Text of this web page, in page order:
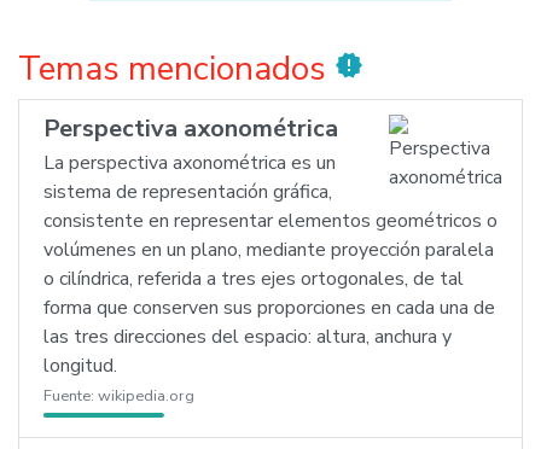
Temas mencionados new_releases
Perspectiva axonométrica
La perspectiva axonométrica es un
sistema de representación gráfica,
consistente en representar elementos geométricos o
volúmenes en un plano, mediante proyección paralela
o cilíndrica, referida a tres ejes ortogonales, de tal
forma que conserven sus proporciones en cada una de
las tres direcciones del espacio: altura, anchura y
longitud.
Fuente: wikipedia.org